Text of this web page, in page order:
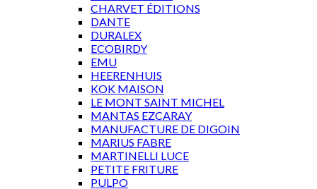
CHARVET ÉDITIONS
DANTE
DURALEX
ECOBIRDY
EMU
HEERENHUIS
KOK MAISON
LE MONT SAINT MICHEL
MANTAS EZCARAY
MANUFACTURE DE DIGOIN
MARIUS FABRE
MARTINELLI LUCE
PETITE FRITURE
PULPO